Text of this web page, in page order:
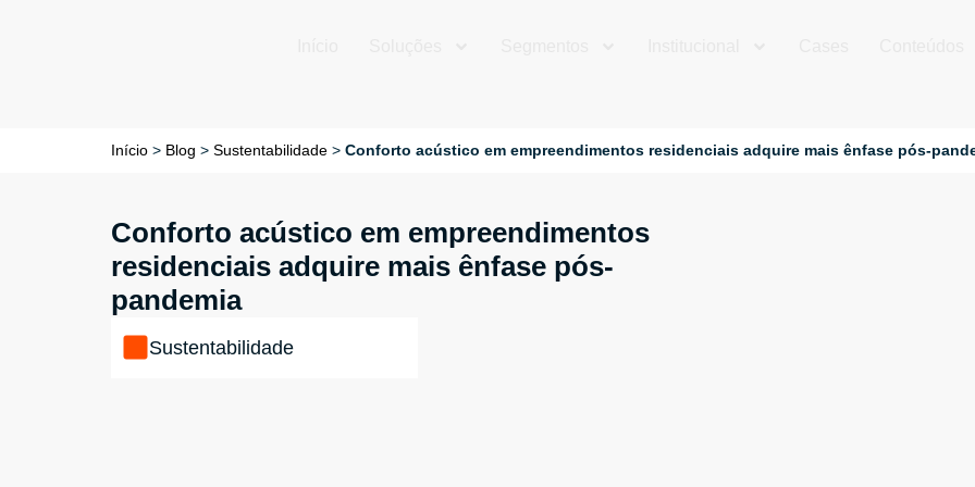
Início > Blog > Sustentabilidade > Conforto acústico em empreendimentos residenciais adquire mais ênfase pós-
Conforto acústico em empreendimentos
residenciais adquire mais ênfase pós-
pandemia
Sustentabilidade